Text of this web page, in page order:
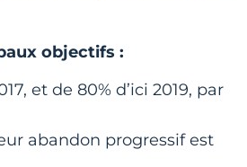
objectifs :
et de 80% d’ici 2019, par
abandon progressif est